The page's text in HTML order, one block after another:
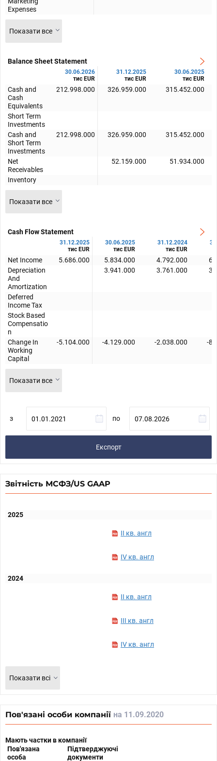
Expenses
Показати все
Balance Sheet Statement
30.06.2026
тис EUR
31.12.2025
тис EUR
30.06.2025
тис EUR
Cash and
Cash
Equivalents
212.998.000 326.959.000 315.452.000
Short Term
Investments
Cash and
Short Term
Investments
212.998.000 326.959.000 315.452.000
Net
Receivables
52.159.000 51.934.000
Inventory
Показати все
Cash Flow Statement
31.12.2025
тис EUR
30.06.2025
тис EUR
31.12.2024
тис EUR
Net Income 5.686.000 5.834.000 4.792.000
Depreciation
And
Amortization
3.941.000 3.761.000
Deferred
Income Tax
Stock Based
Compensatio
n
Change In
Working
Capital
-5.104.000 -4.129.000 -2.038.000 -
Показати все
з по
Експорт
Звітність МСФЗ/US GAAP
2025
II кв. англ
IV кв. англ
2024
II кв. англ
III кв. англ
IV кв. англ
Показати всі
Пов'язані особи компанії на 11.09.2020
Мають частки в компанії
Пов'язана
особа
Підтверджуючі
документи